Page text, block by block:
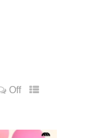
Off